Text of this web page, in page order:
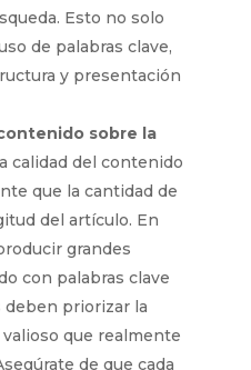
Esto no solo
de palabras clave,
y presentación
sobre la
calidad del contenido
que la cantidad de
del artículo. En
grandes
con palabras clave
deben priorizar la
que realmente
de que cada